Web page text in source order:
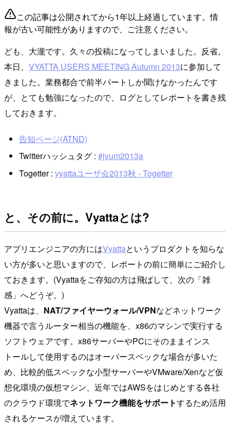
この記事は公開されてから1年以上経過しています。情
報が古い可能性がありますので、ご注意ください。
ども、大瀧です。久々の投稿になってしまいました。反省。
本日、 VYATTA USERS MEETING Autumn 2013に参加して
きました。業務都合で前半パートしか聞けなかったんです
が、とても勉強になったので、ログとしてレポートを書き残
しておきます。
告知ページ(ATND)
Twitterハッシュタグ : #jvum2013a
Togetter : vyattaユーザ会2013秋 - Togetter
と、その前に。Vyattaとは?
アプリエンジニアの方にはVyattaというプロダクトを知らな
い方が多いと思いますので、レポートの前に簡単にご紹介し
ておきます。(Vyattaをご存知の方は飛ばして、次の「雑
感」へどうぞ。)
Vyattaは、 NAT/ファイヤーウォール/VPNなどネットワーク
機器で言うルーター相当の機能を、x86のマシンで実行する
ソフトウェアです。x86サーバーやPCにそのままインス
トールして使用するのはオーバースペックな場合が多いた
め、比較的低スペックな小型サーバーやVMware/Xenなど仮
想化環境の仮想マシン、近年ではAWSをはじめとする各社
のクラウド環境でネットワーク機能をサポートするため活用
されるケースが増えています。